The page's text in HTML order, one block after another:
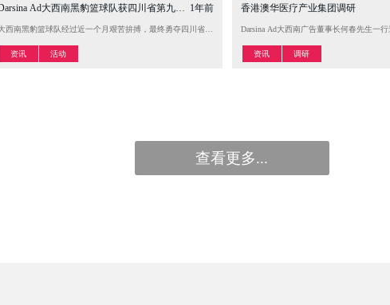
市政府主办的“绵竹诗酒文化论坛”。会议期间，何春先生一行参观了绵竹剑南春酒厂“天谥号”酒业博物
Ad大西南黑豹篮球队获四川省第九届运动会男子篮球冠军
1年前
西南黑豹篮球队经过近一个月艰苦拚搏，最终勇夺四川省九运会男子篮球冠军！该项赛事为四川省省级运
资讯 活动
香港澳华医疗产业集团调研
Darsina Ad大西南广告董事长何春先生一
资讯 调研
查看更多...
查看更多...